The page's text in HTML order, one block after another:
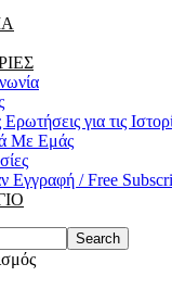
Ερωτήσεις για τις
Με Εμάς
Εγγραφή / Free